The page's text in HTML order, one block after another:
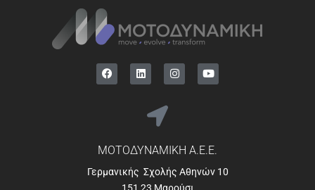
ΜΟΤΟΔΥΝΑΜΙΚΗ Α.Ε.Ε.
Γερμανικής Σχολής Αθηνών 10
151 23 Μαρούσι